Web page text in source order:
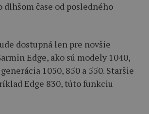
dlhšom čase od posledného
dostupná len pre novšie
Edge, ako sú modely 1040,
1050, 850 a 550. Staršie
Edge 830, túto funkciu